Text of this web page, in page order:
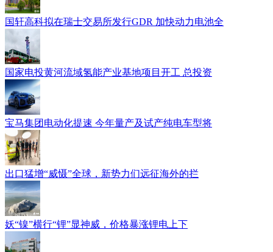
国轩高科拟在瑞士交易所发行GDR 加快动力电池全
国家电投黄河流域氢能产业基地项目开工 总投资
宝马集团电动化提速 今年量产及试产纯电车型将
出口猛增“威慑”全球，新势力们远征海外的拦
妖“镍”横行“锂”显神威，价格暴涨锂电上下